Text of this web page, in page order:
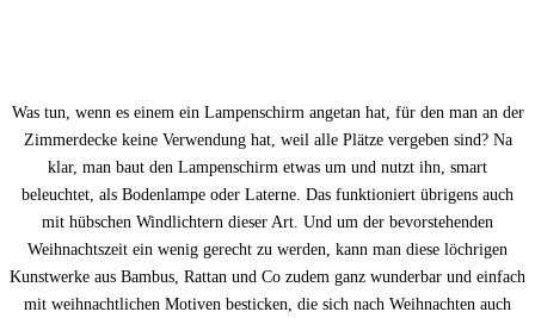
Was tun, wenn es einem ein Lampenschirm angetan hat, für den man an der
Zimmerdecke keine Verwendung hat, weil alle Plätze vergeben sind? Na
klar, man baut den Lampenschirm etwas um und nutzt ihn, smart
beleuchtet, als Bodenlampe oder Laterne. Das funktioniert übrigens auch
mit hübschen Windlichtern dieser Art. Und um der bevorstehenden
Weihnachtszeit ein wenig gerecht zu werden, kann man diese löchrigen
Kunstwerke aus Bambus, Rattan und Co zudem ganz wunderbar und einfach
mit weihnachtlichen Motiven besticken, die sich nach Weihnachten auch